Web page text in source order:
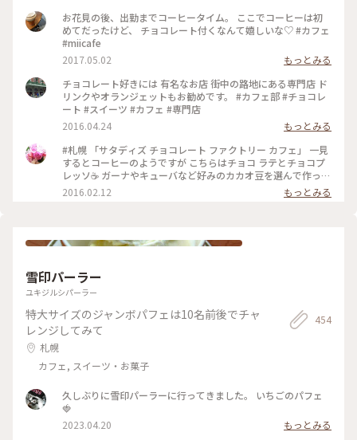
お花見の後、出勤までコーヒータイム。 ここでコーヒーは初
めてだったけど、 チョコレート付くなんて嬉しいな♡ #カフェ
#miicafe
2017.05.02
もっとみる
チョコレート好きには 有名なお店 街中の路地にある専門店 ド
リンクやオランジェットもお勧めです。 #カフェ部 #チョコレ
ート #スイーツ #カフェ #専門店
2016.04.24
もっとみる
#札幌 「サタディズ チョコレート ファクトリー カフェ」 一見
するとコーヒーのようですが こちらはチョコ ラテとチョコプ
レッソ☕️ ガーナやキューバなど好みのカカオ豆を選んで作って
もらえる濃厚なチョコドリンク❤️ カカオってすごい！ 一口飲
むごとに元気になる‼︎ バレンタインにもおすすめのチョコレー
2016.02.12 もっとみる
雪印パーラー
ユキジルシパーラー
特大サイズのジャンボパフェは10名前後でチャ
レンジしてみて
札幌
カフェ, スイーツ・お菓子
454
久しぶりに雪印パーラーに行ってきました。 いちごのパフェ
🍓
2023.04.20
もっとみる